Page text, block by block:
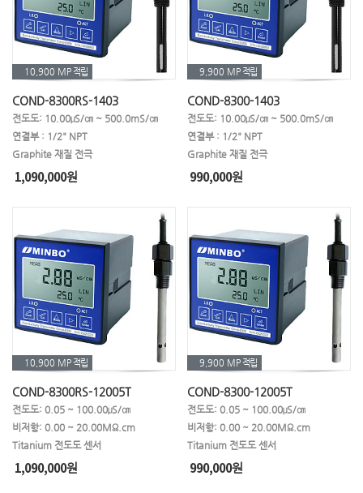
10,900 MP 적립
COND-8300RS-1403
전도도: 10.00μS/㎝ ~ 500.0mS/㎝
연결부 : 1/2" NPT
Graphite 재질 전극
1,090,000원
9,900 MP 적립
COND-8300-1403
전도도: 10.00μS/㎝ ~ 500.0mS/㎝
연결부 : 1/2" NPT
Graphite 재질 전극
990,000원
10,900 MP 적립
COND-8300RS-12005T
전도도: 0.05 ~ 100.00μS/㎝
비저항: 0.00 ~ 20.00MΩ.cm
Titanium 전도도 센서
1,090,000원
9,900 MP 적립
COND-8300-12005T
전도도: 0.05 ~ 100.00μS/㎝
비저항: 0.00 ~ 20.00MΩ.cm
Titanium 전도도 센서
990,000원